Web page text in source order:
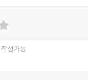
성가능